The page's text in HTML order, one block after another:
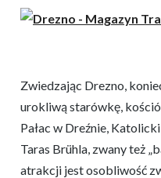
Zwiedzając Drezno,
urokliwą starówkę,
Pałac w Dreźnie,
Taras Brühla, zwany też
atrakcji jest osobliwość